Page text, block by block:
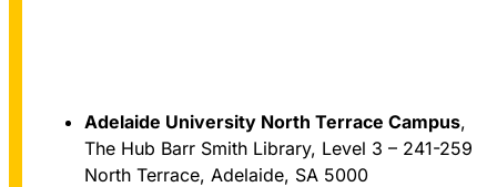
Nam Úc
Adelaide University North Terrace Campus,
The Hub Barr Smith Library, Level 3 – 241-259
North Terrace, Adelaide, SA 5000